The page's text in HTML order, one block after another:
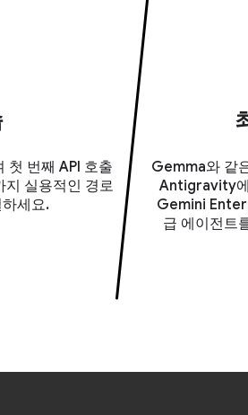
첫 번째 API 호출
지 실용적인 경로
세요.
Gemma와 같
Antigravity
Gemini
급 에이전트